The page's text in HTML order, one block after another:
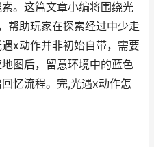
。这篇文章小编将围绕光
帮助玩家在探索经过中少走
x动作并非初始自带，需要
图后，留意环境中的蓝色
忆流程。完,光遇x动作怎